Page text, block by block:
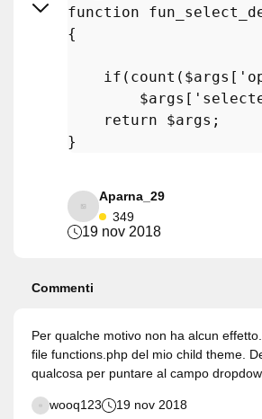
function
{
if ( count ( $args [
$args [
return
$args ;
Aparna_29
349
19 nov 2018
Commenti
Per qualche motivo non ha alcun
file functions.php del mio child theme.
qualcosa per puntare al campo
wooq123 19 nov 2018